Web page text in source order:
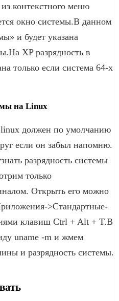
контекстного меню
окно системы.В данном
и будет указана
XP разрядность в
только если система 64-х
на Linux
должен по умолчанию
если он забыл напомню.
разрядность системы
только
Открыть его можно
>Стандартные-
клавиш Ctrl + Alt + T.В
uname -m и жмем
и разрядность системы.